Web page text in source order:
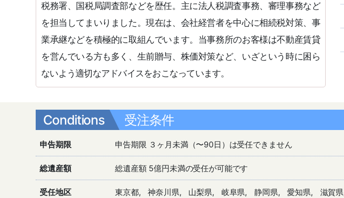
税務署、国税局調査部などを歴任。主に法人税調査事務、審理事務など
を担当してまいりました。現在は、会社経営者を中心に相続税対策、事
業承継などを積極的に取組んでいます。当事務所のお客様は不動産賃貸
を営んでいる方も多く、生前贈与、株価対策など、いざという時に困ら
ないよう適切なアドバイスをおこなっています。
Conditions 受注条件
申告期限 申告期限 ３ヶ月未満（〜90日）は受任できません
総遺産額 総遺産額 5億円未満の受任が可能です
受任地区 東京都 神奈川県 山梨県 岐阜県 静岡県 愛知県 滋賀県